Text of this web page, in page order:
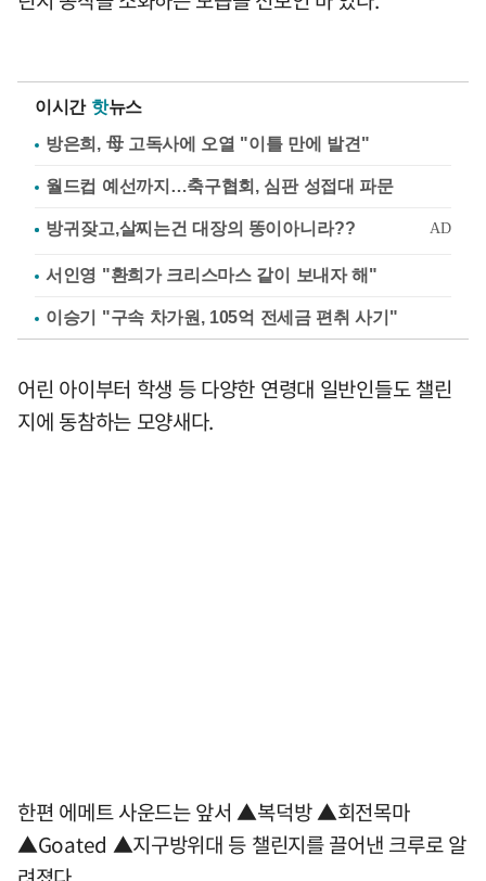
이시간 핫뉴스
방은희, 母 고독사에 오열 "이틀 만에 발견"
월드컵 예선까지…축구협회, 심판 성접대 파문
서인영 "환희가 크리스마스 같이 보내자 해"
이승기 "구속 차가원, 105억 전세금 편취 사기"
어린 아이부터 학생 등 다양한 연령대 일반인들도 챌린
지에 동참하는 모양새다.
한편 에메트 사운드는 앞서 ▲복덕방 ▲회전목마
▲Goated ▲지구방위대 등 챌린지를 끌어낸 크루로 알